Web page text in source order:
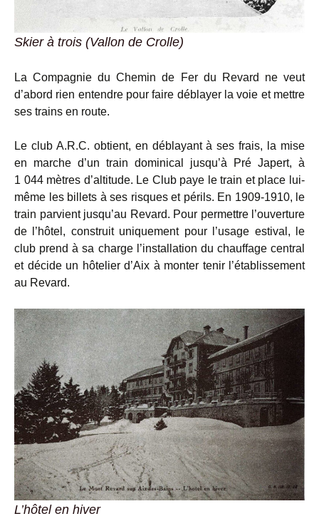
Skier à trois (Vallon de Crolle)
La Compagnie du Chemin de Fer du Revard ne veut
d’abord rien entendre pour faire déblayer la voie et mettre
ses trains en route.
Le club A.R.C. obtient, en déblayant à ses frais, la mise
en marche d’un train dominical jusqu’à Pré Japert, à
1 044 mètres d’altitude. Le Club paye le train et place lui-
même les billets à ses risques et périls. En 1909-1910, le
train parvient jusqu’au Revard. Pour permettre l’ouverture
de l’hôtel, construit uniquement pour l’usage estival, le
club prend à sa charge l’installation du chauffage central
et décide un hôtelier d’Aix à monter tenir l’établissement
au Revard.
L’hôtel en hiver